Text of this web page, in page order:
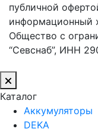
публичной
информационный
Общество с
“Севснаб”, ИНН
Каталог
Аккумуляторы
DEKA